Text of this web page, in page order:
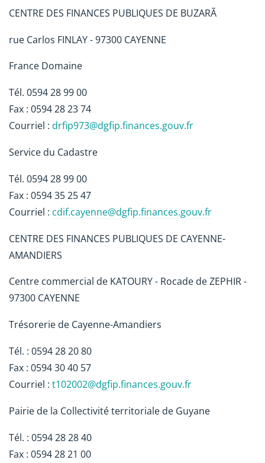
CENTRE DES FINANCES PUBLIQUES DE BUZARÃ
rue Carlos FINLAY - 97300 CAYENNE
France Domaine
Tél. 0594 28 99 00
Fax : 0594 28 23 74
Courriel : drfip973@dgfip.finances.gouv.fr
Service du Cadastre
Tél. 0594 28 99 00
Fax : 0594 35 25 47
Courriel : cdif.cayenne@dgfip.finances.gouv.fr
CENTRE DES FINANCES PUBLIQUES DE CAYENNE-
AMANDIERS
Centre commercial de KATOURY - Rocade de ZEPHIR -
97300 CAYENNE
Trésorerie de Cayenne-Amandiers
Tél. : 0594 28 20 80
Fax : 0594 30 40 57
Courriel : t102002@dgfip.finances.gouv.fr
Pairie de la Collectivité territoriale de Guyane
Tél. : 0594 28 28 40
Fax : 0594 28 21 00